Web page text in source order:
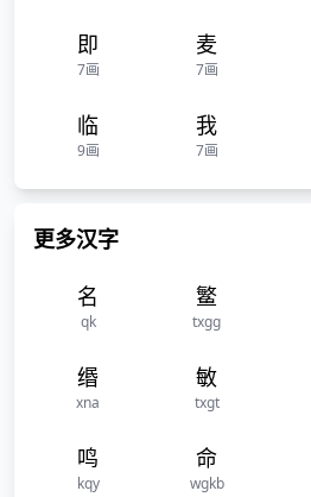
即
7画
麦
7画
临
9画
我
7画
更多汉字
名
qk
鳘
txgg
缗
xna
敏
txgt
鸣
kqy
命
wgkb